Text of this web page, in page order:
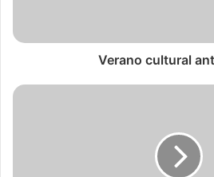
Verano cultural